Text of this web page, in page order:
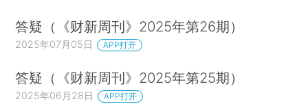
答疑（《财新周刊》2025年第26期）
2025年07月05日 APP打开
答疑（《财新周刊》2025年第25期）
2025年06月28日 APP打开